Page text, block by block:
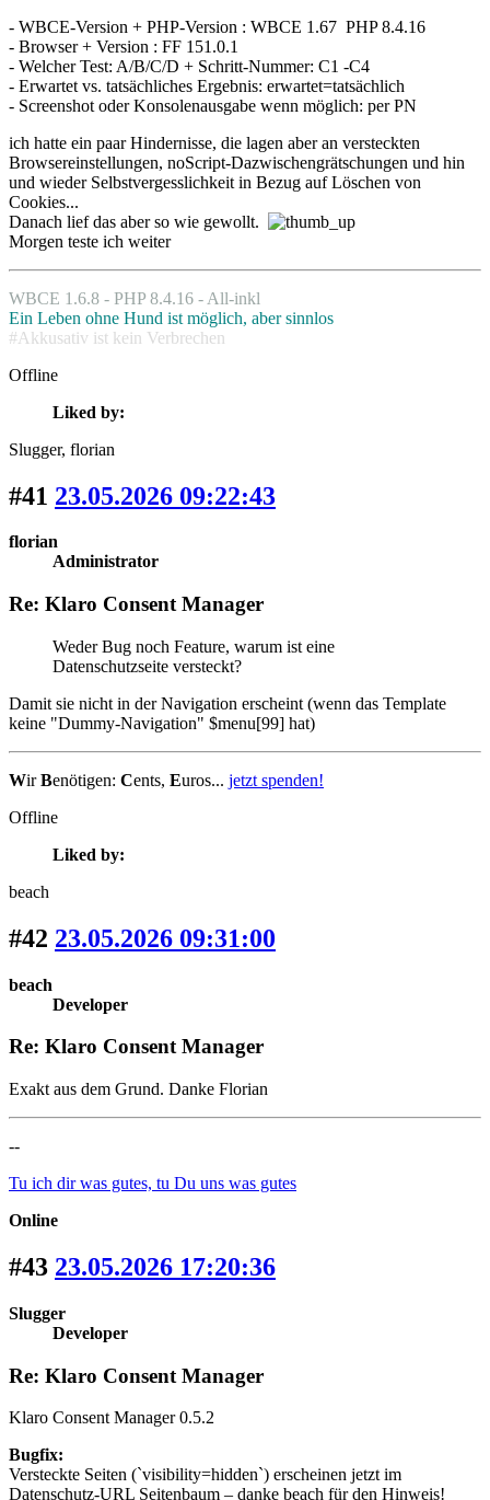
- WBCE-Version + PHP-Version : WBCE 1.67 PHP 8.4.16
- Browser + Version : FF 151.0.1
- Welcher Test: A/B/C/D + Schritt-Nummer: C1 -C4
- Erwartet vs. tatsächliches Ergebnis: erwartet=tatsächlich
- Screenshot oder Konsolenausgabe wenn möglich: per PN
ich hatte ein paar Hindernisse, die lagen aber an versteckten
Browsereinstellungen, noScript-Dazwischengrätschungen und hin
und wieder Selbstvergesslichkeit in Bezug auf Löschen von
Cookies...
Danach lief das aber so wie gewollt.
Morgen teste ich weiter
WBCE 1.6.8 - PHP 8.4.16 - All-inkl
Ein Leben ohne Hund ist möglich, aber sinnlos
#Akkusativ ist kein Verbrechen
Offline
Liked by:
Slugger, florian
#41 23.05.2026 09:22:43
florian
Administrator
Re: Klaro Consent Manager
Weder Bug noch Feature, warum ist eine
Datenschutzseite versteckt?
Damit sie nicht in der Navigation erscheint (wenn das Template
keine "Dummy-Navigation" $menu[99] hat)
WirBenötigen: Cents, Euros... jetzt spenden!
Offline
Liked by:
beach
#42 23.05.2026 09:31:00
beach
Developer
Re: Klaro Consent Manager
Exakt aus dem Grund. Danke Florian
--
Tu ich dir was gutes, tu Du uns was gutes
Online
#43 23.05.2026 17:20:36
Slugger
Developer
Re: Klaro Consent Manager
Klaro Consent Manager 0.5.2
Bugfix:
Versteckte Seiten (`visibility=hidden`) erscheinen jetzt im
Datenschutz-URL Seitenbaum – danke beach für den Hinweis!